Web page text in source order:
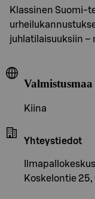
Klassinen Suomi-
juhlatilaisuuksiin –
Valmistusmaa
Kiina
Yhteystiedot
Koskelontie